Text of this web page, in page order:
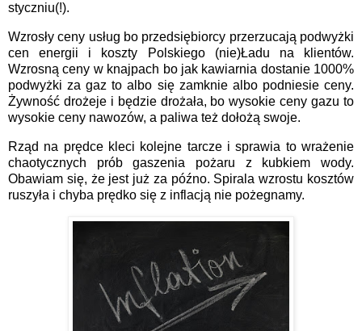
styczniu(!).
Wzrosły ceny usług bo przedsiębiorcy przerzucają podwyżki
cen energii i koszty Polskiego (nie)Ładu na klientów.
Wzrosną ceny w knajpach bo jak kawiarnia dostanie 1000%
podwyżki za gaz to albo się zamknie albo podniesie ceny.
Żywność drożeje i będzie drożała, bo wysokie ceny gazu to
wysokie ceny nawozów, a paliwa też dołożą swoje.
Rząd na prędce kleci kolejne tarcze i sprawia to wrażenie
chaotycznych prób gaszenia pożaru z kubkiem wody.
Obawiam się, że jest już za późno. Spirala wzrostu kosztów
ruszyła i chyba prędko się z inflacją nie pożegnamy.